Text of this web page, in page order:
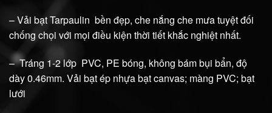
– Vải bạt Tarpaulin bền đẹp, che nắng che mưa tuyệt đối
chống chọi với mọi điều kiện thời tiết khắc nghiệt nhất.
– Tráng 1-2 lớp PVC, PE bóng, không bám bụi bẩn, độ
dày 0.46mm. Vải bạt ép nhựa bạt canvas; màng PVC; bạt
lưới